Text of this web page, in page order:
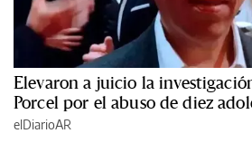
Elevaron a juicio la
Porcel por el abuso de diez
elDiarioAR